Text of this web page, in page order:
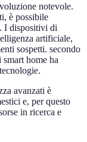
notevole.
è possibile
I dispositivi di
artificiale,
sospetti. secondo
home ha
avanzati è
e, per questo
in ricerca e